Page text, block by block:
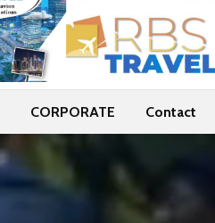
CORPORATE Contact